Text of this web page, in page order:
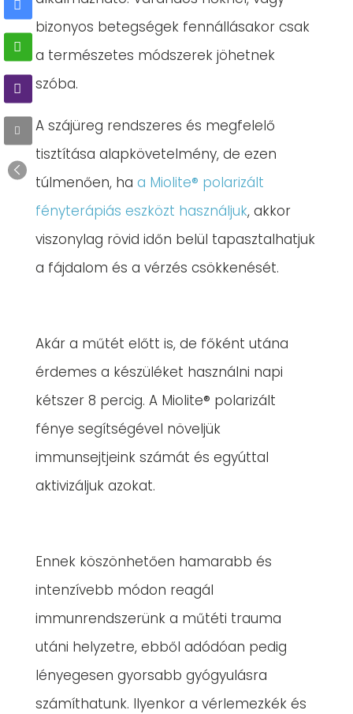
bizonyos betegségek fennállásakor csak
a természetes módszerek jöhetnek
szóba.
A szájüreg rendszeres és megfelelő
tisztítása alapkövetelmény, de ezen
túlmenően, ha a Miolite® polarizált
fényterápiás eszközt használjuk, akkor
viszonylag rövid időn belül tapasztalhatjuk
a fájdalom és a vérzés csökkenését.
Akár a műtét előtt is, de főként utána
érdemes a készüléket használni napi
kétszer 8 percig. A Miolite® polarizált
fénye segítségével növeljük
immunsejtjeink számát és egyúttal
aktivizáljuk azokat.
Ennek köszönhetően hamarabb és
intenzívebb módon reagál
immunrendszerünk a műtéti trauma
utáni helyzetre, ebből adódóan pedig
lényegesen gyorsabb gyógyulásra
számíthatunk. Ilyenkor a vérlemezkék és